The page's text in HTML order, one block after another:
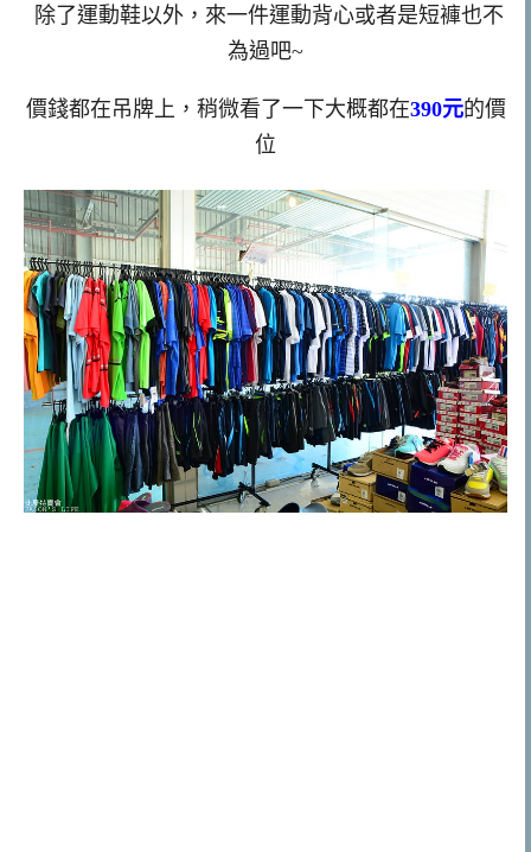
除了運動鞋以外，來一件運動背心或者是短褲也不
為過吧~
價錢都在吊牌上，稍微看了一下大概都在390元的價
位